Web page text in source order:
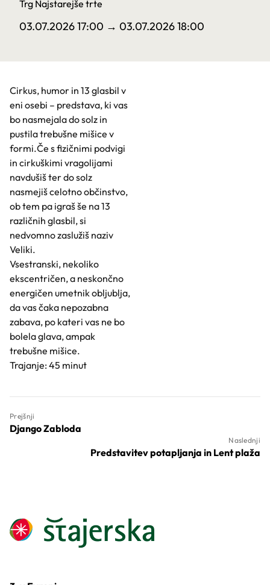
Trg Najstarejše trte
03.07.2026 17:00 → 03.07.2026 18:00
Cirkus, humor in 13 glasbil v
eni osebi – predstava, ki vas
bo nasmejala do solz in
pustila trebušne mišice v
formi.Če s fizičnimi podvigi
in cirkuškimi vragolijami
navdušiš ter do solz
nasmejiš celotno občinstvo,
ob tem pa igraš še na 13
različnih glasbil, si
nedvomno zaslužiš naziv
Veliki.
Vsestranski, nekoliko
ekscentričen, a neskončno
energičen umetnik obljublja,
da vas čaka nepozabna
zabava, po kateri vas ne bo
bolela glava, ampak
trebušne mišice.
Trajanje: 45 minut
Prejšnji
Django Zabloda
Naslednji
Predstavitev potapljanja in Lent plaža